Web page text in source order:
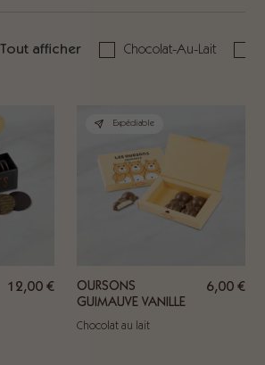
Tout afficher Chocolat-Au-Lait
12,00 €
Expédiable
OURSONS
GUIMAUVE VANILLE
6,00 €
Chocolat au lait